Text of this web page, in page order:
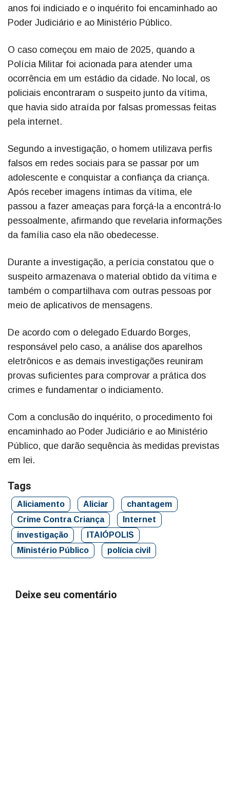
anos foi indiciado e o inquérito foi encaminhado ao
Poder Judiciário e ao Ministério Público.
O caso começou em maio de 2025, quando a
Polícia Militar foi acionada para atender uma
ocorrência em um estádio da cidade. No local, os
policiais encontraram o suspeito junto da vítima,
que havia sido atraída por falsas promessas feitas
pela internet.
Segundo a investigação, o homem utilizava perfis
falsos em redes sociais para se passar por um
adolescente e conquistar a confiança da criança.
Após receber imagens íntimas da vítima, ele
passou a fazer ameaças para forçá-la a encontrá-lo
pessoalmente, afirmando que revelaria informações
da família caso ela não obedecesse.
Durante a investigação, a perícia constatou que o
suspeito armazenava o material obtido da vítima e
também o compartilhava com outras pessoas por
meio de aplicativos de mensagens.
De acordo com o delegado Eduardo Borges,
responsável pelo caso, a análise dos aparelhos
eletrônicos e as demais investigações reuniram
provas suficientes para comprovar a prática dos
crimes e fundamentar o indiciamento.
Com a conclusão do inquérito, o procedimento foi
encaminhado ao Poder Judiciário e ao Ministério
Público, que darão sequência às medidas previstas
em lei.
Tags
Aliciamento Aliciar
chantagem
Crime Contra Criança
Internet
investigação
ITAIÓPOLIS
Ministério Público
polícia civil
Deixe seu comentário